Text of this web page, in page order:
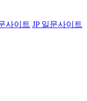
사이트 JP일문사이트